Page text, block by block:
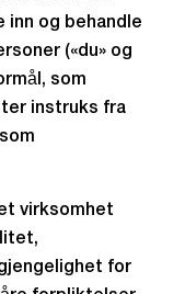
inn og behandle
(«du» og
som
instruks fra
virksomhet
for